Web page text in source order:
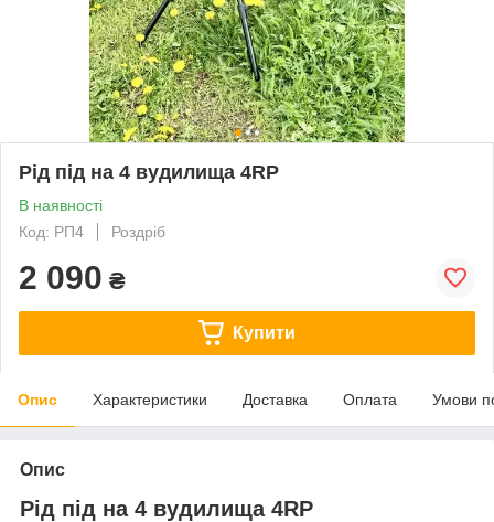
Рід під на 4 вудилища 4RP
В наявності
Код: РП4
Роздріб
2 090 ₴
Купити
Опис Характеристики Доставка Оплата Умови
Опис
Рід під на 4 вудилища 4RP